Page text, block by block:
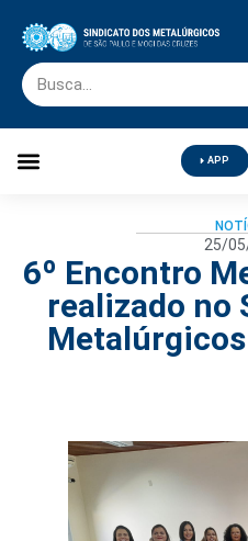
APP
25/
6º Encontro
realizado no